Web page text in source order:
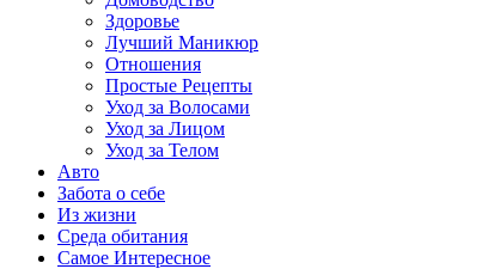
Здоровье
Лучший Маникюр
Отношения
Простые Рецепты
Уход за Волосами
Уход за Лицом
Уход за Телом
Авто
Забота о себе
Из жизни
Среда обитания
Самое Интересное